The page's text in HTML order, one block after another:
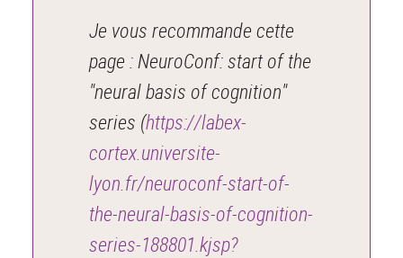
Je vous recommande cette
page : NeuroConf: start of the
"neural basis of cognition"
series (https://labex-
cortex.universite-
lyon.fr/neuroconf-start-of-
the-neural-basis-of-cognition-
series-188801.kjsp?